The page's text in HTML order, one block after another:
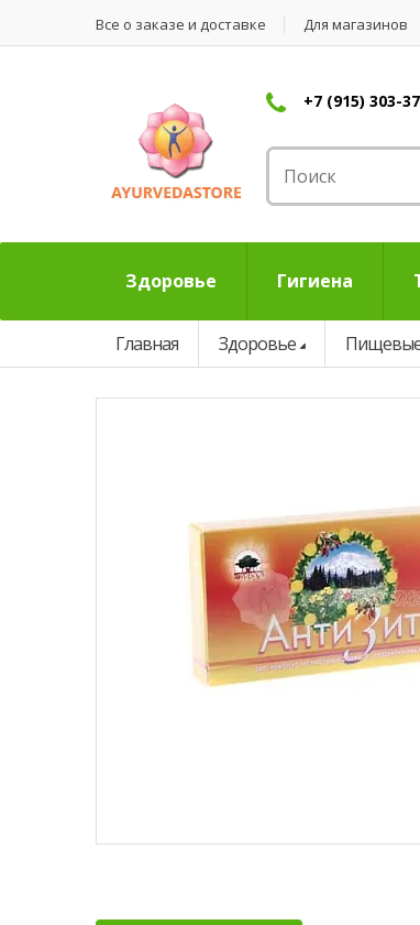
Все о заказе и доставке Для магазинов
+7 (915) 303-
Здоровье Гигиена
Главная Здоровье